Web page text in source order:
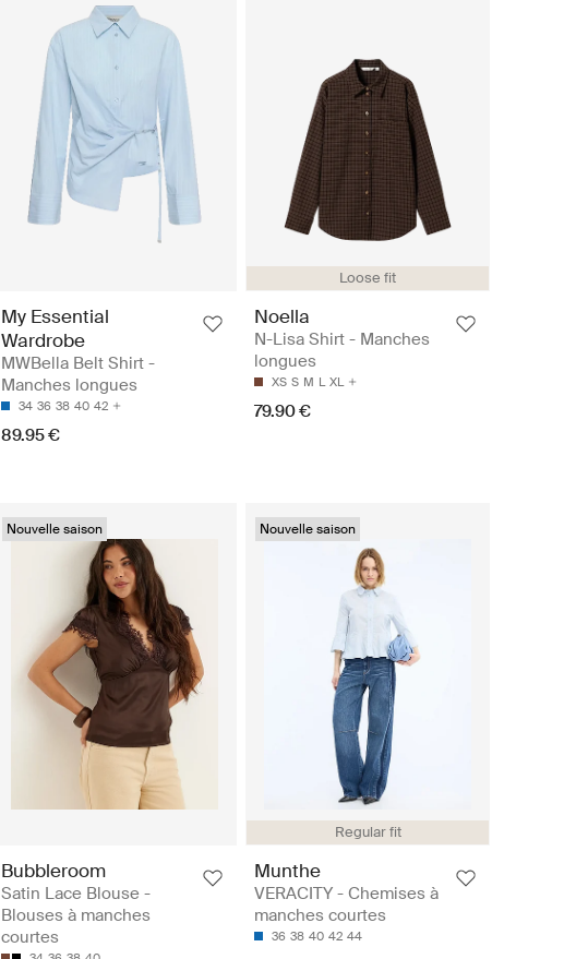
My Essential
Wardrobe
MWBella Belt Shirt -
Manches longues
34 36 38 40 42
89.95 €
Loose fit
Noella
N-Lisa Shirt - Manches
longues
XS S M L XL
79.90 €
Nouvelle saison
Bubbleroom
Satin Lace Blouse -
Blouses à manches
courtes
Regular fit
Nouvelle saison
Munthe
VERACITY - Chemises à
manches courtes
36 38 40 42 44